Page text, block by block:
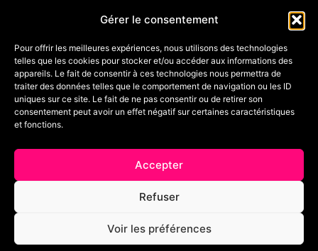
Gérer le consentement
Pour offrir les meilleures expériences, nous utilisons des technologies
telles que les cookies pour stocker et/ou accéder aux informations des
appareils. Le fait de consentir à ces technologies nous permettra de
traiter des données telles que le comportement de navigation ou les ID
uniques sur ce site. Le fait de ne pas consentir ou de retirer son
consentement peut avoir un effet négatif sur certaines caractéristiques
et fonctions.
Accepter
Refuser
Voir les préférences
Notre concept
CONTACT
+33 (0)6 74 89 64 59
monstagededanse@gmail.com
Crédits & mentions légales
Politique de cookies